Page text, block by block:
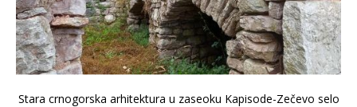
Stara crnogorska arhitektura u zaseoku Kapisode-Zečevo selo